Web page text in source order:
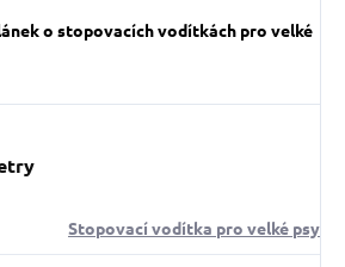
o stopovacích vodítkách pro velké
Stopovací vodítka pro velké psy